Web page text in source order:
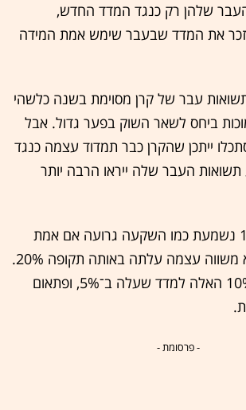
שלהן רק כנגד המדד החדש,
את המדד שבעבר שימש אמת המידה
עבר של קרן מסוימת בשנה כלשהי
ביחס לשאר השוק בפער גדול. אבל
ייתכן שהקרן כבר תמדוד עצמה כנגד
העבר שלה ייראו הרבה יותר
קרן שמחזירה 10% נשמעת כמו השקעה גרועה אם אמת
המידה שאליה היא משווה עצמה עלתה באותה תקופה 20%.
אבל השוו את ה-10% האלה למדד שעלה ב־5%, ופתאום
- פרסומת -